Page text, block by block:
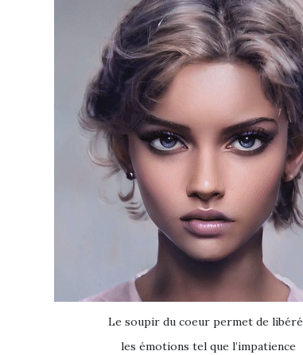
Le soupir du coeur permet de libéré
les émotions tel que l’impatience